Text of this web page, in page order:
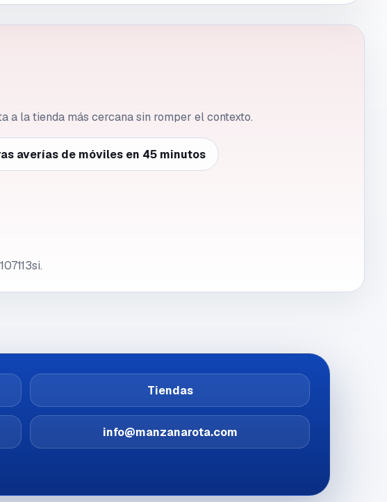
a la tienda más cercana sin romper el contexto.
averías de móviles en 45 minutos
Tiendas
info@manzanarota.com